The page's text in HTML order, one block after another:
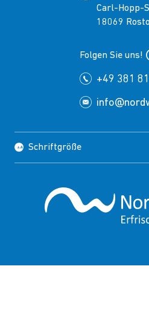
+49 381
Carl-Hopp-
18069
Folgen Sie uns!
Schriftgröße